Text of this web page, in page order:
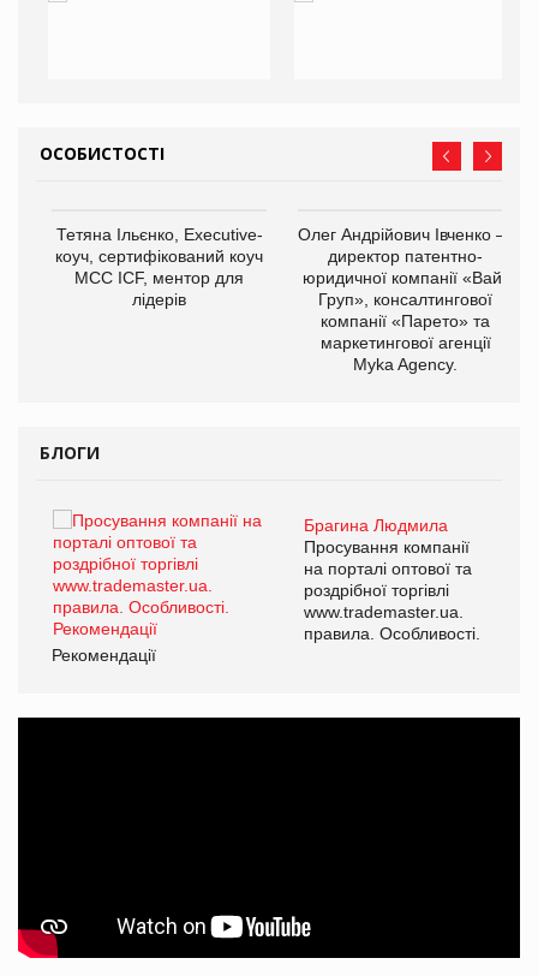
ОСОБИСТОСТІ
Тетяна Ільєнко, Executive-
коуч, сертифікований коуч
МСС ICF, ментор для
лідерів
Олег Андрійович Івченко —
директор патентно-
юридичної компанії «Вайз
Груп», консалтингової
компанії «Парето» та
маркетингової агенції
Myka Agency.
БЛОГИ
Брагина Людмила
Просування компанії
на порталі оптової та
роздрібної торгівлі
www.trademaster.ua.
правила. Особливості.
Рекомендації